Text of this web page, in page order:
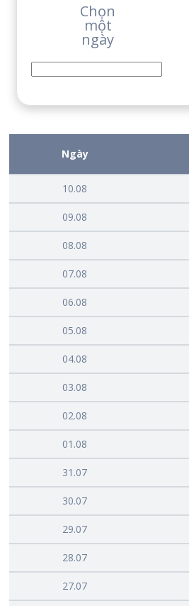
Chọn
một
ngày
Ngày
10.08
09.08
08.08
07.08
06.08
05.08
04.08
03.08
02.08
01.08
31.07
30.07
29.07
28.07
27.07